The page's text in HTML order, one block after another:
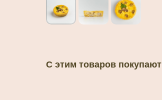
С этим товаров покупают